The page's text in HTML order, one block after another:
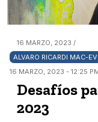
16 MARZO, 2023 /
ALVARO RICARDI MAC-
16 MARZO, 2023 - 12:25
Desafíos
2023